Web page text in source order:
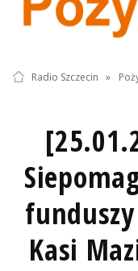
Radio Szczecin »
Kasi